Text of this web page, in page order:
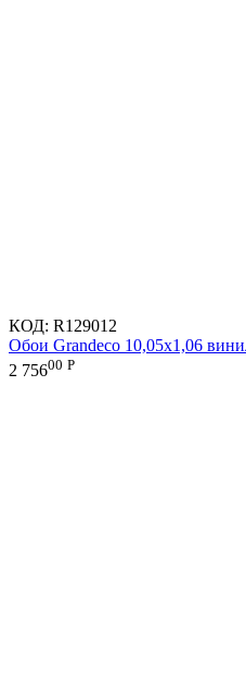
КОД: R129012
Обои Grandeco 10,05х1,06
2 75600 Р